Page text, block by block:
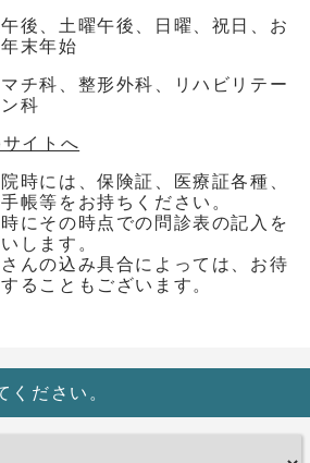
後、土曜午後、日曜、祝日、お
末年始
チ科、整形外科、リハビリテー
科
イトへ
時には、保険証、医療証各種、
帳等をお持ちください。
にその時点での問診表の記入を
します。
んの込み具合によっては、お待
ることもございます。
ください。